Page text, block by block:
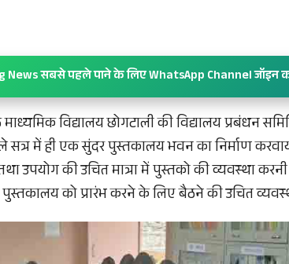
News सबसे पहले पाने के लिए WhatsApp Channel जॉइन
विद्यालय छोगटाली की विद्यालय प्रबंधन
में ही एक सुंदर पुस्तकालय भवन का निर्माण
उपयोग की उचित मात्रा में पुस्तको की व्यवस्था करनी
को प्रारंभ करने के लिए बैठने की उचित